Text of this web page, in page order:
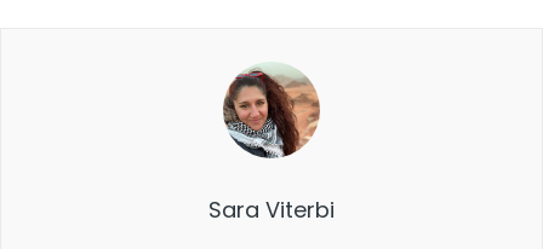
Sara Viterbi